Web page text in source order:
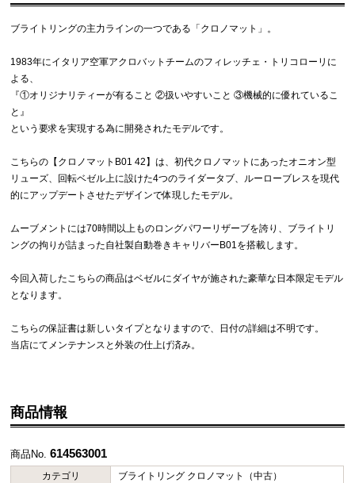
ブライトリングの主力ラインの一つである「クロノマット」。
1983年にイタリア空軍アクロバットチームのフィレッチェ・トリコローリに
よる、
『①オリジナリティーが有ること ②扱いやすいこと ③機械的に優れているこ
と』
という要求を実現する為に開発されたモデルです。
こちらの【クロノマットB01 42】は、初代クロノマットにあったオニオン型
リューズ、回転ベゼル上に設けた4つのライダータブ、ルーローブレスを現代
的にアップデートさせたデザインで体現したモデル。
ムーブメントには70時間以上ものロングパワーリザーブを誇り、ブライトリ
ングの拘りが詰まった自社製自動巻きキャリバーB01を搭載します。
今回入荷したこちらの商品はベゼルにダイヤが施された豪華な日本限定モデル
となります。
こちらの保証書は新しいタイプとなりますので、日付の詳細は不明です。
当店にてメンテナンスと外装の仕上げ済み。
商品情報
商品No.614563001
カテゴリ
ブライトリング クロノマット（中古）